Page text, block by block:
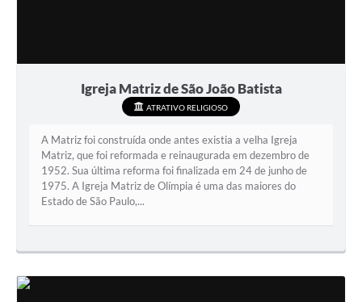
Igreja Matriz de São João Batista
ATRATIVO RELIGIOSO
A Matriz foi construída onde antes existia a velha Igreja
Matriz, que foi reformada e reinaugurada em dezembro de
1952. Sua última reforma foi finalizada em 24 de junho de
1975. A Igreja Matriz de Olímpia é uma das maiores do
Estado de São Paulo,...